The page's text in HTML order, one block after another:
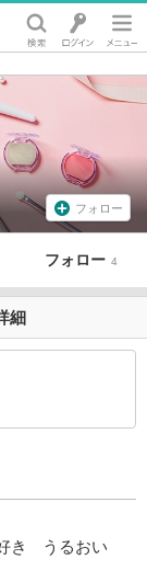
フォロー
フォロー 4
細
き
うるおい